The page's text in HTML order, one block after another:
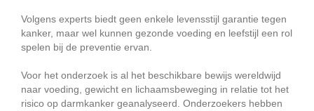
Volgens experts biedt geen enkele levensstijl garantie tegen
kanker, maar wel kunnen gezonde voeding en leefstijl een rol
spelen bij de preventie ervan.
Voor het onderzoek is al het beschikbare bewijs wereldwijd
naar voeding, gewicht en lichaamsbeweging in relatie tot het
risico op darmkanker geanalyseerd. Onderzoekers hebben